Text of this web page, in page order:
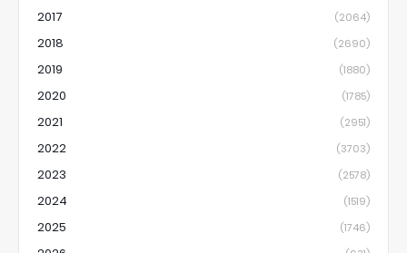
2017 (2064)
2018 (2690)
2019 (1880)
2020 (1785)
2021 (2951)
2022 (3703)
2023 (2578)
2024 (1519)
2025 (1746)